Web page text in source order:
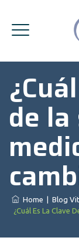
de
Home Blog
¿Cuál Es La Clave